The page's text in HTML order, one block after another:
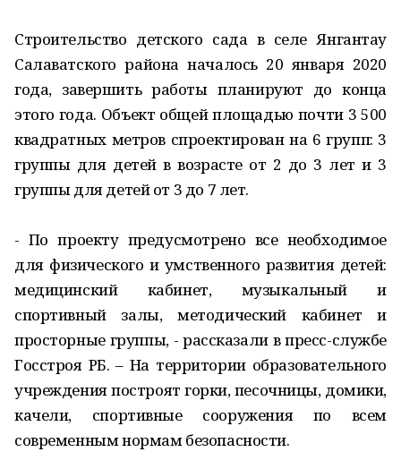
Строительство детского сада в селе Янгантау
Салаватского района началось 20 января 2020
года, завершить работы планируют до конца
этого года. Объект общей площадью почти 3 500
квадратных метров спроектирован на 6 групп: 3
группы для детей в возрасте от 2 до 3 лет и 3
группы для детей от 3 до 7 лет.
- По проекту предусмотрено все необходимое
для физического и умственного развития детей:
медицинский кабинет, музыкальный и
спортивный залы, методический кабинет и
просторные группы, - рассказали в пресс-службе
Госстроя РБ. – На территории образовательного
учреждения построят горки, песочницы, домики,
качели, спортивные сооружения по всем
современным нормам безопасности.